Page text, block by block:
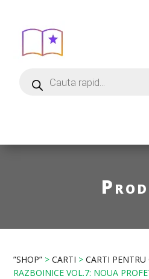
”SHOP” >CARTI >CARTI PENTRU
RAZBOINICE VOL.7: NOUA